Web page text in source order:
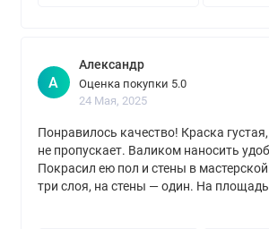
А
Александр
Оценка покупки 5.0
24 Мая, 2025
Понравилось качество! Краска
не пропускает. Валиком наносить
Покрасил ею пол и стены в
три слоя, на стены — один. На